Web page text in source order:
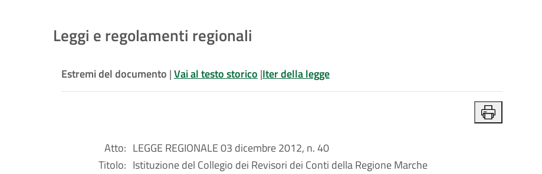
Leggi e regolamenti regionali
Estremi del documento |Vai al testo storico |Iter della legge
Atto: LEGGE REGIONALE 03 dicembre 2012, n. 40
Titolo: Istituzione del Collegio dei Revisori dei Conti della Regione Marche